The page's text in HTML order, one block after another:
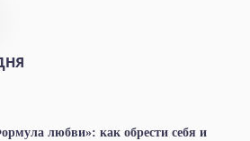
любви»: как обрести себя и